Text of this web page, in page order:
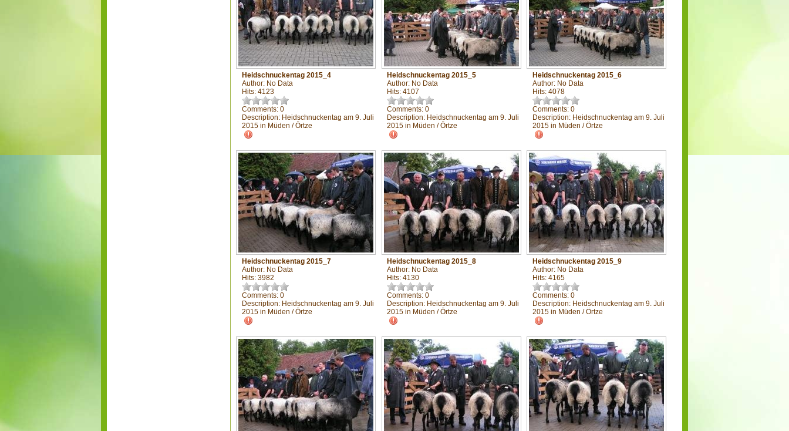
Heidschnuckentag 2015_4
Author: No Data
Hits: 4123
Comments: 0
Description: Heidschnuckentag am 9. Juli
2015 in Müden / Örtze
Heidschnuckentag 2015_5
Author: No Data
Hits: 4107
Comments: 0
Description: Heidschnuckentag am 9. Juli
2015 in Müden / Örtze
Heidschnuckentag 2015_6
Author: No Data
Hits: 4078
Comments: 0
Description: Heidschnuckentag am 9. Juli
2015 in Müden / Örtze
Heidschnuckentag 2015_7
Author: No Data
Hits: 3982
Comments: 0
Description: Heidschnuckentag am 9. Juli
2015 in Müden / Örtze
Heidschnuckentag 2015_8
Author: No Data
Hits: 4130
Comments: 0
Description: Heidschnuckentag am 9. Juli
2015 in Müden / Örtze
Heidschnuckentag 2015_9
Author: No Data
Hits: 4165
Comments: 0
Description: Heidschnuckentag am 9. Juli
2015 in Müden / Örtze